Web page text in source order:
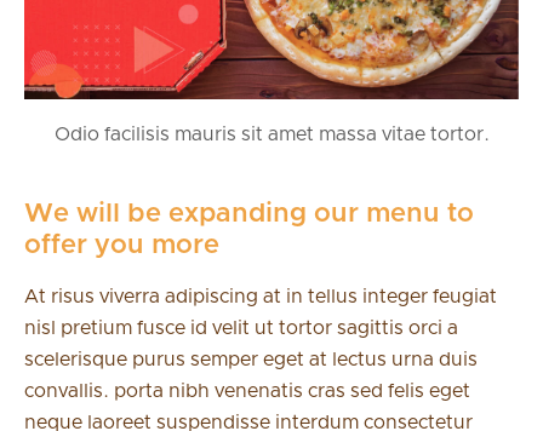
Odio facilisis mauris sit amet massa vitae tortor.
We will be expanding our menu to
offer you more
At risus viverra adipiscing at in tellus integer feugiat
nisl pretium fusce id velit ut tortor sagittis orci a
scelerisque purus semper eget at lectus urna duis
convallis. porta nibh venenatis cras sed felis eget
neque laoreet suspendisse interdum consectetur